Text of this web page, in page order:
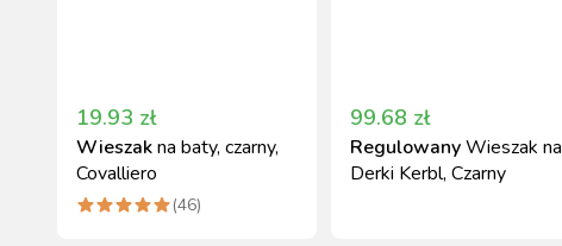
19.93 zł
Wieszakna baty, czarny,
Covalliero
(46)
99.68 zł
RegulowanyWieszak na
Derki Kerbl, Czarny